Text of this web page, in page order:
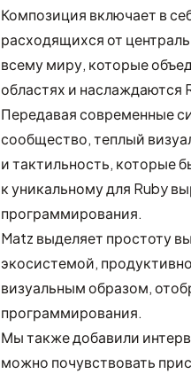
Композиция включает в
расходящихся от
всему миру, которые
областях и наслаждаются
Передавая современные
сообщество, теплый
и тактильность, которые
к уникальному для Ruby
программирования.
Matz выделяет простоту
экосистемой,
визуальным образом,
программирования.
Мы также добавили
можно почувствовать